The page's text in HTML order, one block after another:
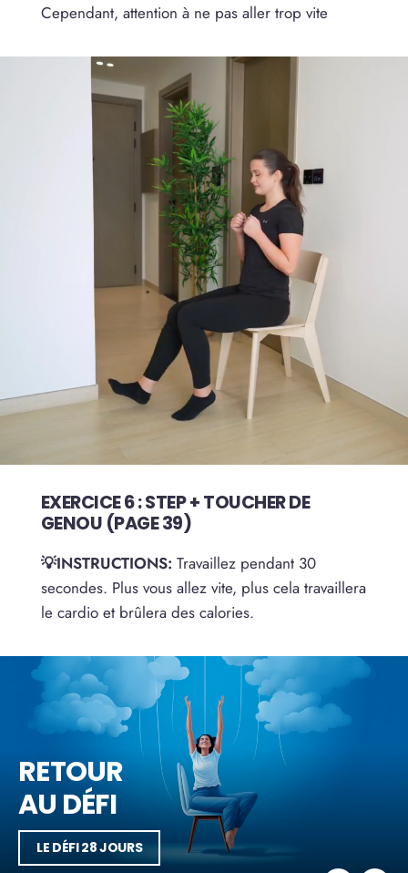
Cependant, attention à ne pas aller trop vite
EXERCICE 6 : STEP + TOUCHER DE
GENOU (PAGE 39)
💡INSTRUCTIONS: Travaillez pendant 30
secondes. Plus vous allez vite, plus cela travaillera
le cardio et brûlera des calories.
RETOUR
AU DÉFI
LE DÉFI 28 JOURS
JOUR
SUIVANT
JOUR 4